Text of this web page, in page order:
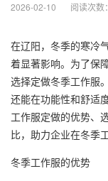
2026-02-10 阅读次数：
在辽阳，冬季的寒冷
着显著影响。为了保
选择定做冬季工作服
还能在功能性和舒适
工作服定做的优势、
比，助力企业在冬季
冬季工作服的优势